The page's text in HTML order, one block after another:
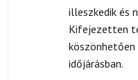
illeszkedik és
Kifejezetten
időjárásban.